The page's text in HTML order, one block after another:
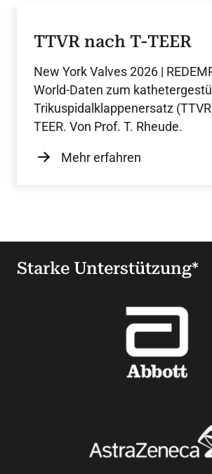
TTVR nach T-TEER
New York Valves 2026 |
World-Daten zum
Trikuspidalklappenersatz
TEER. Von Prof. T. Rheude.
Mehr erfahren
Starke Unterstützung*